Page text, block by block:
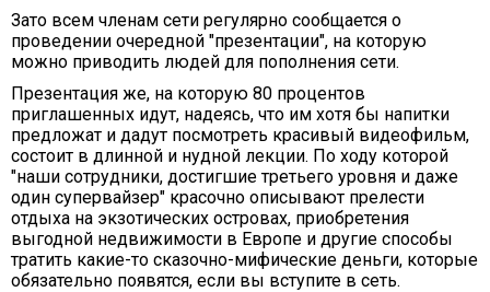
Зато всем членам сети регулярно сообщается о
проведении очередной "презентации", на которую
можно приводить людей для пополнения сети.
Презентация же, на которую 80 процентов
приглашенных идут, надеясь, что им хотя бы напитки
предложат и дадут посмотреть красивый видеофильм,
состоит в длинной и нудной лекции. По ходу которой
"наши сотрудники, достигшие третьего уровня и даже
один супервайзер" красочно описывают прелести
отдыха на экзотических островах, приобретения
выгодной недвижимости в Европе и другие способы
тратить какие-то сказочно-мифические деньги, которые
обязательно появятся, если вы вступите в сеть.